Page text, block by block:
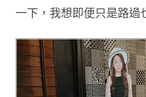
一下 ，我想即便只是路過